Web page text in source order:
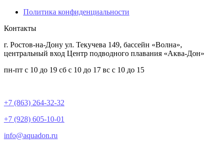
Политика конфиденциальности
Контакты
г. Ростов-на-Дону ул. Текучева 149, бассейн «Волна»,
центральный вход Центр подводного плавания «Аква-Дон»
пн-пт с 10 до 19 сб с 10 до 17 вс с 10 до 15
+7 (863) 264-32-32
+7 (928) 605-10-01
info@aquadon.ru